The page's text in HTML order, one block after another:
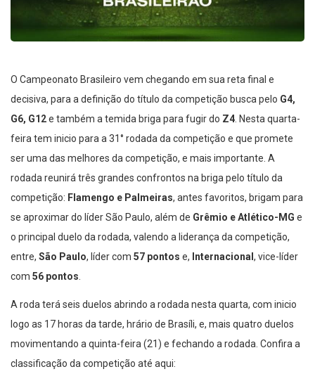
O Campeonato Brasileiro vem chegando em sua reta final e
decisiva, para a definição do título da competição busca pelo G4,
G6, G12 e também a temida briga para fugir do Z4. Nesta quarta-
feira tem inicio para a 31° rodada da competição e que promete
ser uma das melhores da competição, e mais importante. A
rodada reunirá três grandes confrontos na briga pelo título da
competição: Flamengo e Palmeiras, antes favoritos, brigam para
se aproximar do líder São Paulo, além de Grêmio e Atlético-MG e
o principal duelo da rodada, valendo a liderança da competição,
entre, São Paulo, líder com 57 pontos e, Internacional, vice-líder
com 56 pontos.
A roda terá seis duelos abrindo a rodada nesta quarta, com inicio
logo as 17 horas da tarde, hrário de Brasíli, e, mais quatro duelos
movimentando a quinta-feira (21) e fechando a rodada. Confira a
classificação da competição até aqui: